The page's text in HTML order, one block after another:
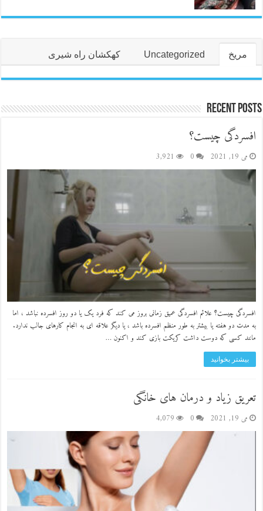
مریخ Uncategorized کهکشان راه شیری
Recent Posts
افسردگی چیست؟
می 19, 2021 0
3,921
افسردگی چیست؟ علائم افسردگی عمیق زمانی بروز می کند که فرد یک یا دو روز افسرده نباشد ، اما
به مدت دو هفته یا بیشتر به طور منظم افسرده باشد ، یا دیگر علاقه ای به انجام کارهای جالب ندارد.
مانند کسی که دوست داشت کریکت بازی کند و اکنون …
بیشتر بخوانید
تعریق زیاد و درمان های خانگی
می 19, 2021 0
4,079